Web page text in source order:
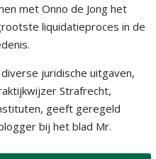
met Onno de Jong het
liquidatieproces in de
juridische uitgaven,
Strafrecht,
geeft geregeld
bij het blad Mr.